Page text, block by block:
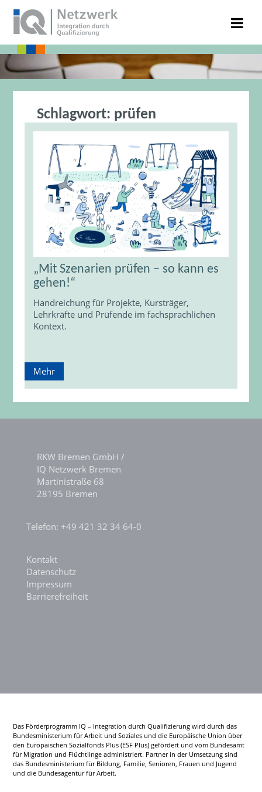
Schlagwort: prüfen
„Mit Szenarien prüfen – so kann es
gehen!“
Handreichung für Projekte, Kursträger,
Lehrkräfte und Prüfende im fachsprachlichen
Kontext.
Mehr
RKW Bremen GmbH /
IQ Netzwerk Bremen
Martinistraße 68
28195 Bremen
Telefon: +49 421 32 34 64-0
Kontakt
Datenschutz
Impressum
Barrierefreiheit
Das Förderprogramm IQ – Integration durch Qualifizierung wird durch das
Bundesministerium für Arbeit und Soziales und die Europäische Union über
den Europäischen Sozialfonds Plus (ESF Plus) gefördert und vom Bundesamt
für Migration und Flüchtlinge administriert. Partner in der Umsetzung sind
das Bundesministerium für Bildung, Familie, Senioren, Frauen und Jugend
und die Bundesagentur für Arbeit.